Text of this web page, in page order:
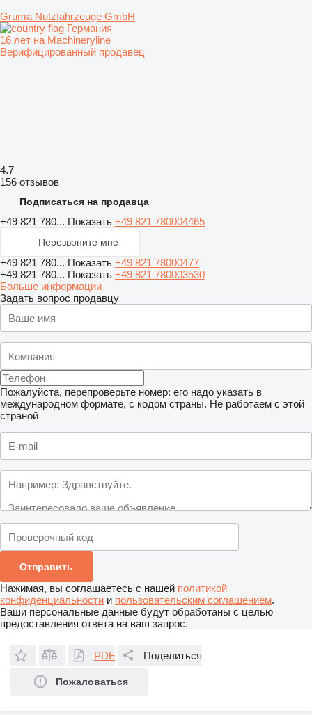
Gruma Nutzfahrzeuge GmbH
Германия
16 лет на Machineryline
Верифицированный продавец
4.7
156 отзывов
Подписаться на продавца
+49 821 780... Показать +49 821 780004465
Перезвоните мне
+49 821 780... Показать +49 821 78000477
+49 821 780... Показать +49 821 780003530
Больше информации
Задать вопрос продавцу
Пожалуйста, перепроверьте номер: его надо указать в
международном формате, с кодом страны. Не работаем с этой
страной
Нажимая, вы соглашаетесь с нашей политикой
конфиденциальности и пользовательским соглашением.
Ваши персональные данные будут обработаны с целью
предоставления ответа на ваш запрос.
PDF Поделиться
Пожаловаться